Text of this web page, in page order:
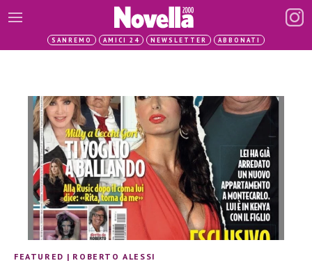
SANREMO AMICI 24 NEWSLETTER ABBONATI
FEATURED | ROBERTO ALESSI